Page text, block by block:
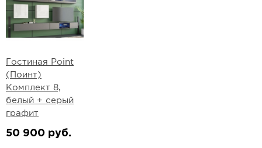
Гостиная Point
(Поинт)
Комплект 8,
белый + серый
графит
50 900 руб.